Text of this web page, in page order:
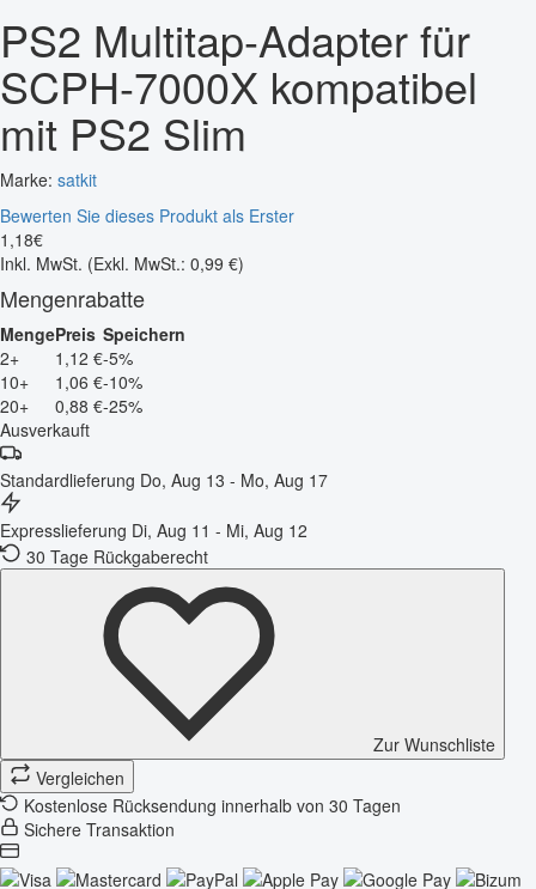
PS2 Multitap-Adapter für
SCPH-7000X kompatibel
mit PS2 Slim
Marke: satkit
Bewerten Sie dieses Produkt als Erster
1 ,18€
Inkl. MwSt. (Exkl. MwSt.: 0,99 €)
Mengenrabatte
MengePreis Speichern
2+
1,12 €-5%
10+
1,06 €-10%
20+
0,88 €-25%
Ausverkauft
Standardlieferung Do, Aug 13 - Mo, Aug 17
Expresslieferung Di, Aug 11 - Mi, Aug 12
30 Tage Rückgaberecht
Zur Wunschliste
Vergleichen
Kostenlose Rücksendung innerhalb von 30 Tagen
Sichere Transaktion